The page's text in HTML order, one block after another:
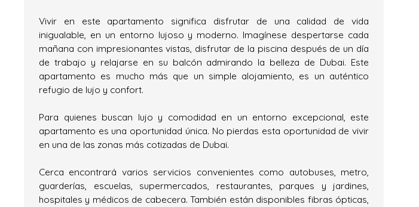
Vivir en este apartamento significa disfrutar de una calidad de vida
inigualable, en un entorno lujoso y moderno. Imagínese despertarse cada
mañana con impresionantes vistas, disfrutar de la piscina después de un día
de trabajo y relajarse en su balcón admirando la belleza de Dubai. Este
apartamento es mucho más que un simple alojamiento, es un auténtico
refugio de lujo y confort.
Para quienes buscan lujo y comodidad en un entorno excepcional, este
apartamento es una oportunidad única. No pierdas esta oportunidad de vivir
en una de las zonas más cotizadas de Dubai.
Cerca encontrará varios servicios convenientes como autobuses, metro,
guarderías, escuelas, supermercados, restaurantes, parques y jardines,
hospitales y médicos de cabecera. También están disponibles fibras ópticas,